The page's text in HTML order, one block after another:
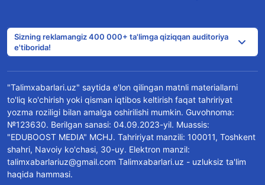
Sizning reklamangiz 400 000+ ta'limga qiziqqan auditoriya
e'tiborida!
"Talimxabarlari.uz" saytida e'lon qilingan matnli materiallarni
to'liq ko'chirish yoki qisman iqtibos keltirish faqat tahririyat
yozma roziligi bilan amalga oshirilishi mumkin. Guvohnoma:
№123630. Berilgan sanasi: 04.09.2023-yil. Muassis:
"EDUBOOST MEDIA" MCHJ. Tahririyat manzili: 100011, Toshkent
shahri, Navoiy ko'chasi, 30-uy. Elektron manzil:
talimxabarlariuz@gmail.com Talimxabarlari.uz - uzluksiz ta'lim
haqida hammasi.